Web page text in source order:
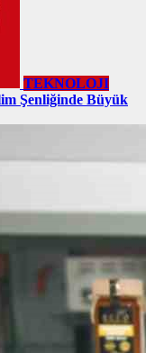
TEKNOLOJI
Şenliğinde Büyük